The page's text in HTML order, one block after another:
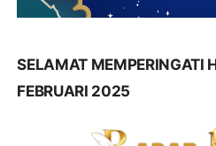
SELAMAT MEMPERINGATI
FEBRUARI 2025